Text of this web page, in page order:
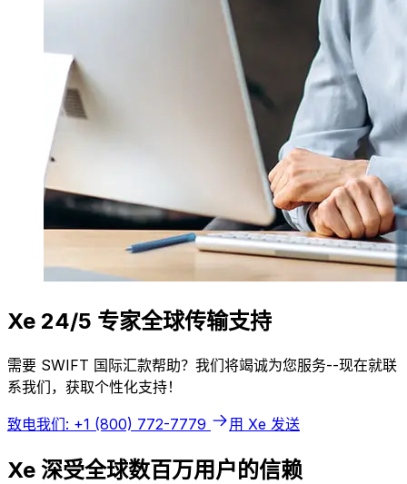
Xe 24/5 专家全球传输支持
需要 SWIFT 国际汇款帮助？我们将竭诚为您服务--现在就联
系我们，获取个性化支持！
致电我们: +1 (800) 772-7779 用 Xe 发送
Xe 深受全球数百万用户的信赖